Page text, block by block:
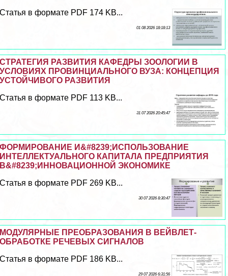
Статья в формате PDF 174 KB...
01 08 2026 18:18:13
СТРАТЕГИЯ РАЗВИТИЯ КАФЕДРЫ ЗООЛОГИИ В
УСЛОВИЯХ ПРОВИНЦИАЛЬНОГО ВУЗА: КОНЦЕПЦИЯ
УСТОЙЧИВОГО РАЗВИТИЯ
Статья в формате PDF 113 KB...
31 07 2026 20:45:47
ФОРМИРОВАНИЕ И&#8239;ИСПОЛЬЗОВАНИЕ
ИНТЕЛЛЕКТУАЛЬНОГО КАПИТАЛА ПРЕДПРИЯТИЯ
В&#8239;ИННОВАЦИОННОЙ ЭКОНОМИКЕ
Статья в формате PDF 269 KB...
30 07 2026 8:30:47
МОДУЛЯРНЫЕ ПРЕОБРАЗОВАНИЯ В ВЕЙВЛЕТ-
ОБРАБОТКЕ РЕЧЕВЫХ СИГНАЛОВ
Статья в формате PDF 186 KB...
29 07 2026 6:31:56